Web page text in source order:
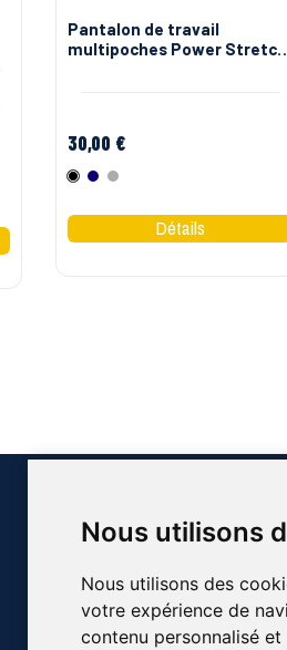
Nous utilisons
Nous utilisons des
votre expérience de
contenu personnalisé
Pantalon de travail
multipoches Power Stretch
30,00 €
NoirMarine
Gris
SERVICES
Devis B2B
Guide des tailles
Marquage des vêtements